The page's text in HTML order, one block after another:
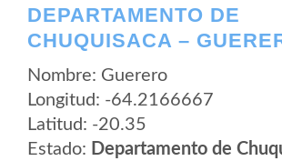
DEPARTAMENTO DE
CHUQUISACA –
Nombre: Guerero
Longitud: -64.2166667
Latitud: -20.35
Estado: Departamento de